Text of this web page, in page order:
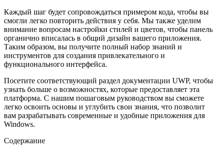
Каждый шаг будет сопровождаться примером кода, чтобы вы
смогли легко повторить действия у себя. Мы также уделим
внимание вопросам настройки стилей и цветов, чтобы панель
органично вписалась в общий дизайн вашего приложения.
Таким образом, вы получите полный набор знаний и
инструментов для создания привлекательного и
функционального интерфейса.
Посетите соответствующий раздел документации UWP, чтобы
узнать больше о возможностях, которые предоставляет эта
платформа. С нашим пошаговым руководством вы сможете
легко освоить основы и углубить свои знания, что позволит
вам разрабатывать современные и удобные приложения для
Windows.
Содержание